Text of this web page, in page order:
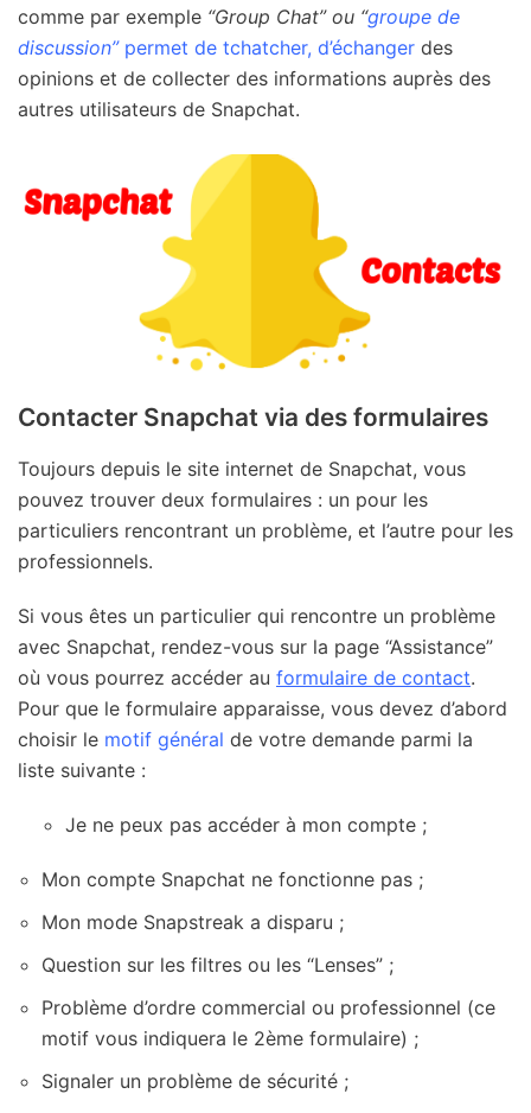
comme par exemple “Group Chat” ou “groupe de
discussion”permet de tchatcher, d’échanger des
opinions et de collecter des informations auprès des
autres utilisateurs de Snapchat.
Contacter Snapchat via des formulaires
Toujours depuis le site internet de Snapchat, vous
pouvez trouver deux formulaires : un pour les
particuliers rencontrant un problème, et l’autre pour les
professionnels.
Si vous êtes un particulier qui rencontre un problème
avec Snapchat, rendez-vous sur la page “Assistance”
où vous pourrez accéder au formulaire de contact.
Pour que le formulaire apparaisse, vous devez d’abord
choisir le motif général de votre demande parmi la
liste suivante :
Je ne peux pas accéder à mon compte ;
Mon compte Snapchat ne fonctionne pas ;
Mon mode Snapstreak a disparu ;
Question sur les filtres ou les “Lenses” ;
Problème d’ordre commercial ou professionnel (ce
motif vous indiquera le 2ème formulaire) ;
Signaler un problème de sécurité ;